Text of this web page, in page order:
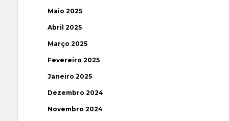
Maio 2025
Abril 2025
Março 2025
Fevereiro 2025
Janeiro 2025
Dezembro 2024
Novembro 2024